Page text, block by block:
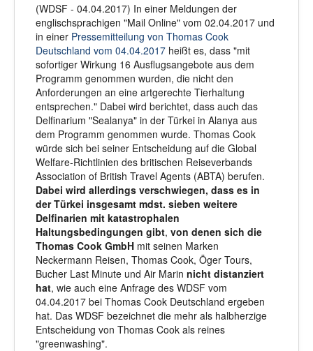
(WDSF - 04.04.2017) In einer Meldungen der
englischsprachigen "Mail Online" vom 02.04.2017 und
in einer Pressemitteilung von Thomas Cook
Deutschland vom 04.04.2017 heißt es, dass "mit
sofortiger Wirkung 16 Ausflugsangebote aus dem
Programm genommen wurden, die nicht den
Anforderungen an eine artgerechte Tierhaltung
entsprechen." Dabei wird berichtet, dass auch das
Delfinarium "Sealanya" in der Türkei in Alanya aus
dem Programm genommen wurde. Thomas Cook
würde sich bei seiner Entscheidung auf die Global
Welfare-Richtlinien des britischen Reiseverbands
Association of British Travel Agents (ABTA) berufen.
Dabei wird allerdings verschwiegen, dass es in
der Türkei insgesamt mdst. sieben weitere
Delfinarien mit katastrophalen
Haltungsbedingungen gibt, von denen sich die
Thomas Cook GmbH mit seinen Marken
Neckermann Reisen, Thomas Cook, Öger Tours,
Bucher Last Minute und Air Marin nicht distanziert
hat, wie auch eine Anfrage des WDSF vom
04.04.2017 bei Thomas Cook Deutschland ergeben
hat. Das WDSF bezeichnet die mehr als halbherzige
Entscheidung von Thomas Cook als reines
"greenwashing".